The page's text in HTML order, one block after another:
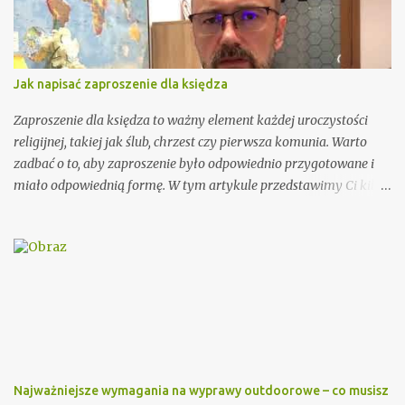
Jak napisać zaproszenie dla księdza
Zaproszenie dla księdza to ważny element każdej uroczystości
religijnej, takiej jak ślub, chrzest czy pierwsza komunia. Warto
zadbać o to, aby zaproszenie było odpowiednio przygotowane i
miało odpowiednią formę. W tym artykule przedstawimy Ci kilka
zaproszenia dla księdza warto pamiętać o kilku ważnych
Najważniejsze wymagania na wyprawy outdoorowe – co musisz